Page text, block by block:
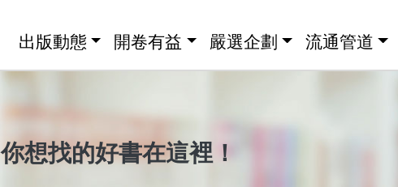
出版動態 開卷有益 嚴選企劃 流通管道
你想找的好書在這裡！